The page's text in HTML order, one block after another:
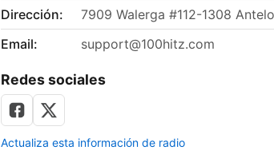
Dirección:
7909 Walerga #112-1308
Email:
support@100hitz.com
Redes sociales
Actualiza esta información de radio